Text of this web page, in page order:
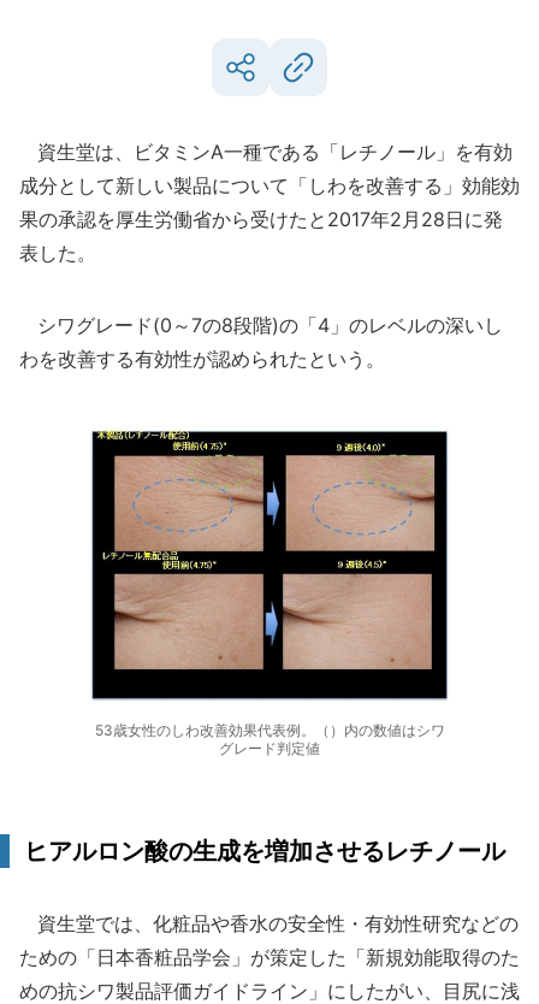
資生堂は、ビタミンA一種である「レチノール」を有効
成分として新しい製品について「しわを改善する」効能効
果の承認を厚生労働省から受けたと2017年2月28日に発
表した。
シワグレード(0～7の8段階)の「4」のレベルの深いし
わを改善する有効性が認められたという。
53歳女性のしわ改善効果代表例。（）内の数値はシワ
グレード判定値
ヒアルロン酸の生成を増加させるレチノール
資生堂では、化粧品や香水の安全性・有効性研究などの
ための「日本香粧品学会」が策定した「新規効能取得のた
めの抗シワ製品評価ガイドライン」にしたがい、目尻に浅